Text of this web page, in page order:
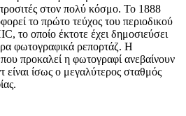
στον πολύ κόσμο. Το 1888
το πρώτο τεύχος του περιοδικού
οποίο έκτοτε έχει δημοσιεύσει
φωτογραφικά ρεπορτάζ. Η
προκαλεί η φωτογραφί ανεβαίνουν
ίσως ο μεγαλύτερος σταθμός